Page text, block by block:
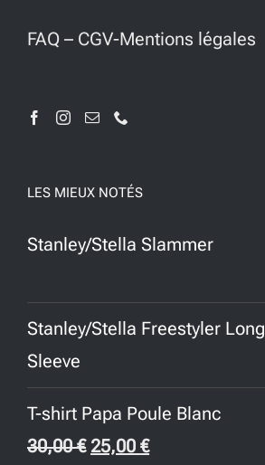
FAQ – CGV-Mentions légales
LES MIEUX NOTÉS
Stanley/Stella Slammer
Stanley/Stella Freestyler Long
Sleeve
T-shirt Papa Poule Blanc
30,00€ Le
25,00€Le